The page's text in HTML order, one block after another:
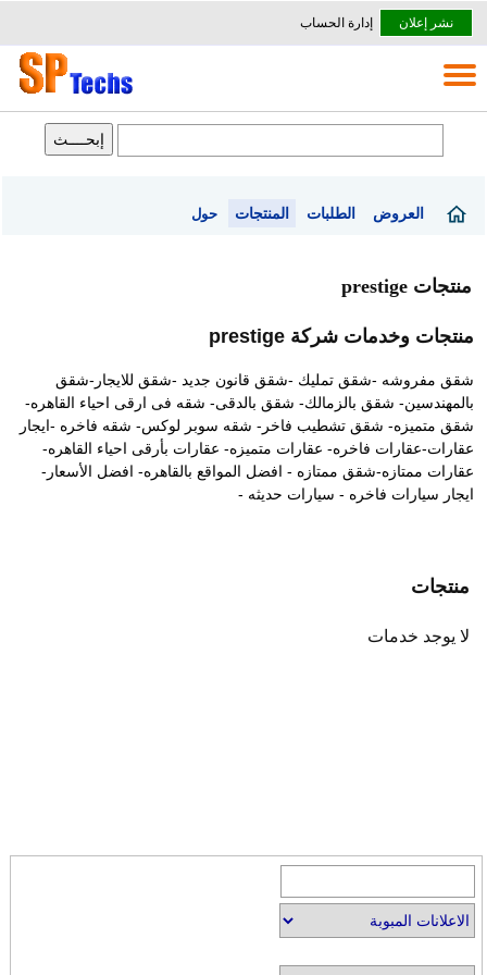
نشر إعلان إدارة الحساب
العروض الطلبات المنتجات حول
منتجات prestige
منتجات وخدمات شركة prestige
شقق مفروشه -شقق تمليك -شقق قانون جديد -شقق للايجار-شقق
بالمهندسين- شقق بالزمالك- شقق بالدقى- شقه فى ارقى احياء القاهره-
شقق متميزه- شقق تشطيب فاخر- شقه سوبر لوكس- شقه فاخره -ايجار
عقارات-عقارات فاخره- عقارات متميزه- عقارات بأرقى احياء القاهره-
عقارات ممتازه-شقق ممتازه - افضل المواقع بالقاهره- افضل الأسعار-
ايجار سيارات فاخره - سيارات حديثه -
منتجات
لا يوجد خدمات